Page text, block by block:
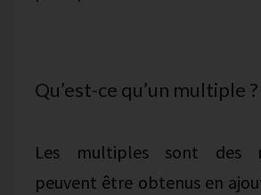
Qu’est-ce qu’un multiple ?
Les multiples sont des
peuvent être obtenus en